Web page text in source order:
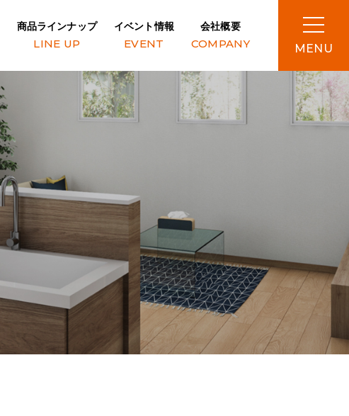
商品ラインナップ
LINE UP
イベント情報
EVENT
会社概要
COMPANY